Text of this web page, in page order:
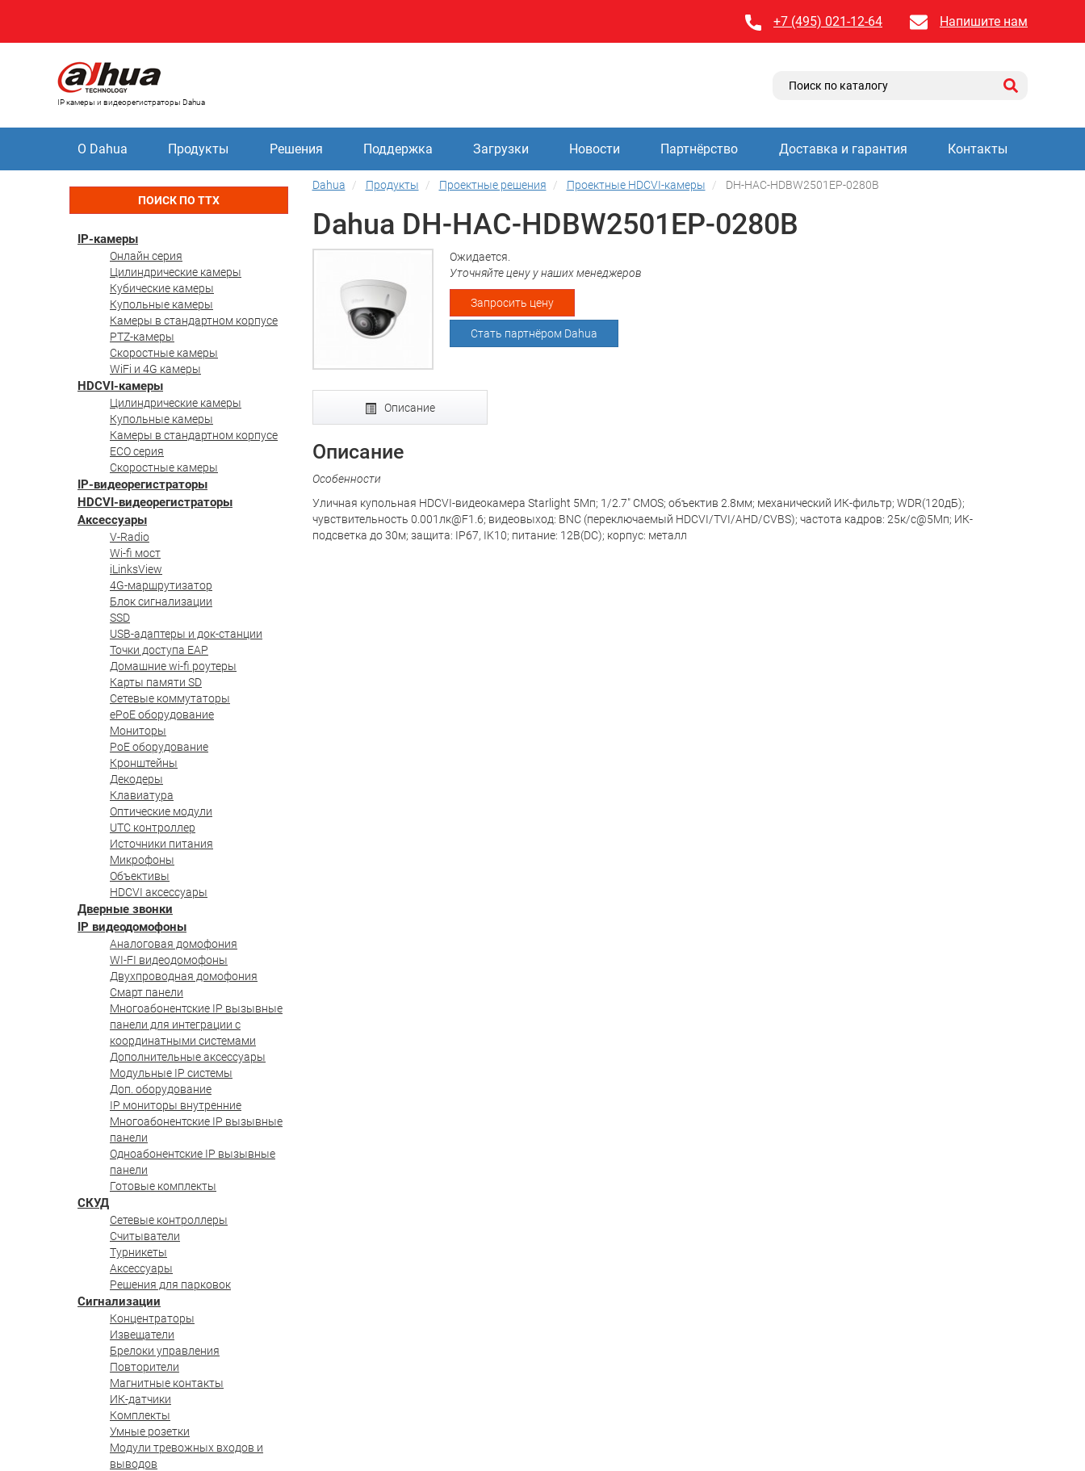
+7 (495) 021-12-64 Напишите нам
IP камеры и видеорегистраторы Dahua
О Dahua Продукты Решения Поддержка Загрузки Новости Партнёрство Доставка и гарантия Контакты
ПОИСК ПО ТТХ
IP-камеры
Онлайн серия
Цилиндрические камеры
Кубические камеры
Купольные камеры
Камеры в стандартном корпусе
PTZ-камеры
Скоростные камеры
WiFi и 4G камеры
HDCVI-камеры
Цилиндрические камеры
Купольные камеры
Камеры в стандартном корпусе
ECO серия
Скоростные камеры
IP-видеорегистраторы
HDCVI-видеорегистраторы
Аксессуары
V-Radio
Wi-fi мост
iLinksView
4G-маршрутизатор
Блок сигнализации
SSD
USB-адаптеры и док-станции
Точки доступа EAP
Домашние wi-fi роутеры
Карты памяти SD
Сетевые коммутаторы
ePoE оборудование
Мониторы
PoE оборудование
Кронштейны
Декодеры
Клавиатура
Оптические модули
UTC контроллер
Источники питания
Микрофоны
Объективы
HDCVI аксессуары
Дверные звонки
IP видеодомофоны
Аналоговая домофония
WI-FI видеодомофоны
Двухпроводная домофония
Смарт панели
Многоабонентские IP вызывные
панели для интеграции с
координатными системами
Дополнительные аксессуары
Модульные IP системы
Доп. оборудование
IP мониторы внутренние
Многоабонентские IP вызывные
панели
Одноабонентские IP вызывные
панели
Готовые комплекты
СКУД
Сетевые контроллеры
Считыватели
Турникеты
Аксессуары
Решения для парковок
Сигнализации
Концентраторы
Извещатели
Брелоки управления
Повторители
Магнитные контакты
ИК-датчики
Комплекты
Умные розетки
Модули тревожных входов и
выводов
Dahua Продукты Проектные решения Проектные HDCVI-камеры DH-HAC-HDBW2501EP-0280B
Dahua DH-HAC-HDBW2501EP-0280B
Ожидается.
Уточняйте цену у наших менеджеров
Запросить цену
Стать партнёром Dahua
Описание
Описание
Особенности
Уличная купольная HDCVI-видеокамера Starlight 5Мп; 1/2.7" CMOS; объектив 2.8мм; механический ИК-фильтр; WDR(120дБ);
чувствительность 0.001лк@F1.6; видеовыход: BNC (переключаемый HDCVI/TVI/AHD/CVBS); частота кадров: 25к/c@5Мп; ИК-
подсветка до 30м; защита: IP67, IK10; питание: 12В(DC); корпус: металл